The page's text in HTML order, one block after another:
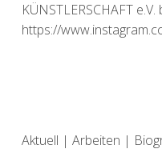
KÜNSTLERSCHAFT
https://
Aktuell | Arbeiten |